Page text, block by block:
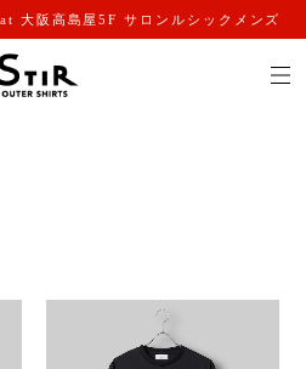
大阪高島屋5F サロンルシックメンズ